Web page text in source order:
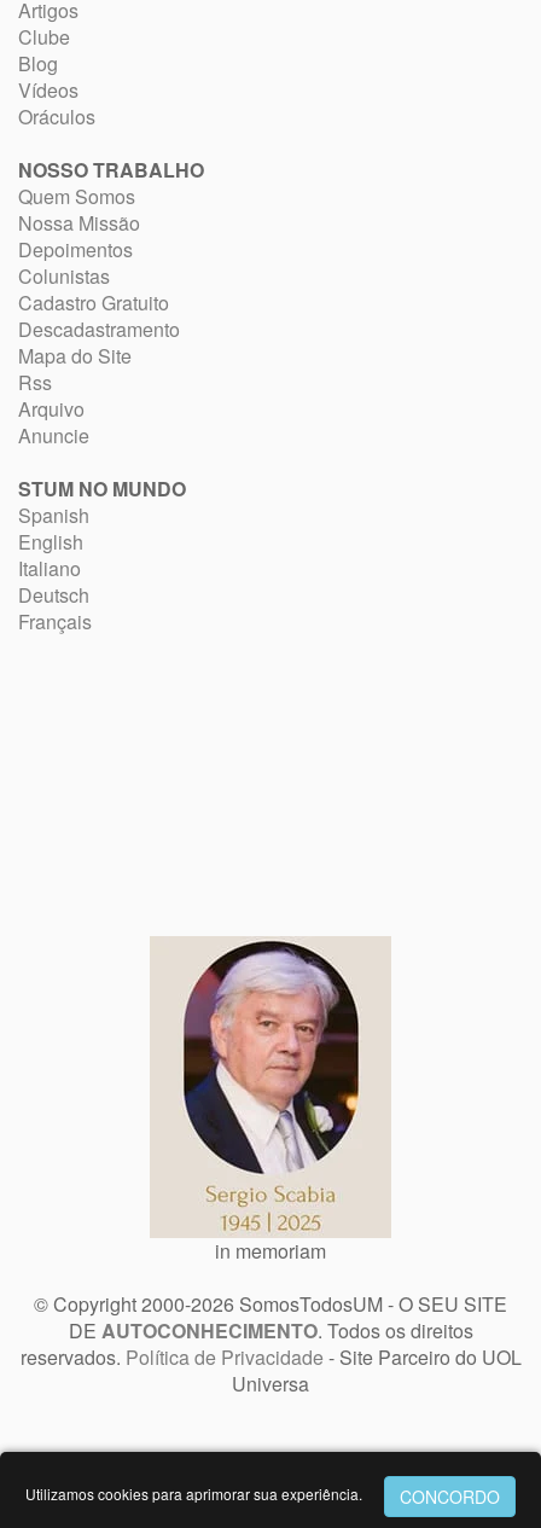
Artigos
Clube
Blog
Vídeos
Oráculos
NOSSO TRABALHO
Quem Somos
Nossa Missão
Depoimentos
Colunistas
Cadastro Gratuito
Descadastramento
Mapa do Site
Rss
Arquivo
Anuncie
STUM NO MUNDO
Spanish
English
Italiano
Deutsch
Français
in memoriam
© Copyright 2000-2026 SomosTodosUM - O SEU SITE
DE AUTOCONHECIMENTO. Todos os direitos
reservados. Política de Privacidade - Site Parceiro do UOL
Universa
Utilizamos cookies para aprimorar sua experiência.